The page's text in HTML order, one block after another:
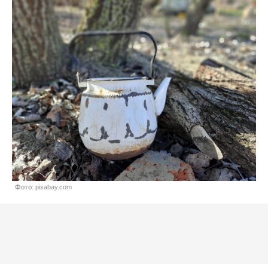
Фото: pixabay.com